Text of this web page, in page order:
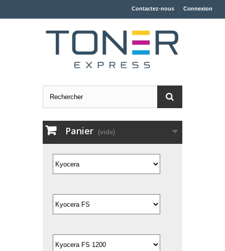
Connexion
Contactez-nous
Panier (vide)